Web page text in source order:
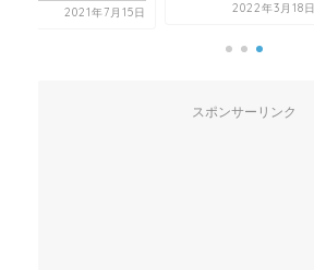
2021年7月15日 2022年3月18日
スポンサーリンク